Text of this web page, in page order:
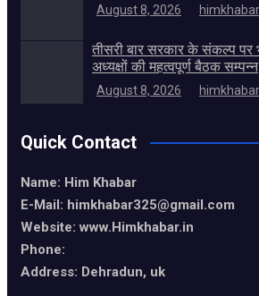
August 8, 2026
तीसरी बार सरकार के संकल्प पर
अध्यक्षों की महत्वपूर्ण बैठक सम्पन्न
August 8, 2026
Quick Contact
Name: Him Khabar
E-Mail: himkhabar325@gmail.com
Website: www.Himkhabar.in
Phone:
Address: Dehradun, uk